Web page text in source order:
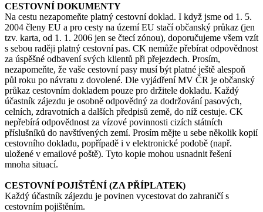
CESTOVNÍ DOKUMENTY
Na cestu nezapomeňte platný cestovní doklad. I když jsme od 1. 5.
2004 členy EU a pro cesty na území EU stačí občanský průkaz (jen
tzv. karta, od 1. 1. 2006 jen se čtecí zónou), doporučujeme všem vzít
s sebou raději platný cestovní pas. CK nemůže přebírat odpovědnost
za úspěšné odbavení svých klientů při přejezdech. Prosím,
nezapomeňte, že vaše cestovní pasy musí být platné ještě alespoň
půl roku po návratu z dovolené. Dle vyjádření MV ČR je občanský
průkaz cestovním dokladem pouze pro držitele dokladu. Každý
účastník zájezdu je osobně odpovědný za dodržování pasových,
celních, zdravotních a dalších předpisů země, do níž cestuje. CK
nepřebírá odpovědnost za vízové povinnosti cizích státních
příslušníků do navštívených zemí. Prosím mějte u sebe několik kopií
cestovního dokladu, popřípadě i v elektronické podobě (např.
uložené v emailové poště). Tyto kopie mohou usnadnit řešení
mnoha situací.
CESTOVNÍ POJIŠTĚNÍ (ZA PŘÍPLATEK)
Každý účastník zájezdu je povinen vycestovat do zahraničí s
cestovním pojištěním.